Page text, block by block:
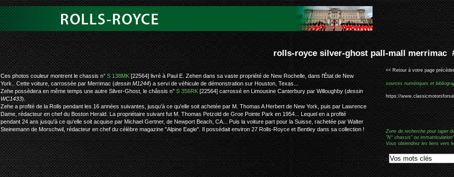
rolls-royce silver-ghost pall-mall merrimac #s138mk
Ces photos couleur montrent le chassis n°S 138MK [22564] livré à Paul E. Zehen dans sa vaste propriété de New Rochelle, dans l'État de New
York.. Cette voiture, carrossée par Merrimac (dessin M1244) a servi de véhicule de démonstration sur Houston, Texas...
Zehe possèdera en même temps une autre Silver-Ghost, le châssis n°S 356RK [22564] carrossé en Limousine Canterbury par Willoughby (dessin
WC1433).
Zehe a profité de la Rolls pendant les 16 années suivantes, jusqu'à ce qu'elle soit achetée par M. Thomas A Herbert de New York, puis par Lawrence
Dame, rédacteur en chef du Boston Herald. La propriétaire suivant fut M. Thomas Petzold de Groe Pointe Park en 1954... Lequel en a profité
pendant 24 ans jusqu'à ce qu'elle soit acquise par Michael Gertner, de Newport Beach, CA... Puis la voiture part pour la Suisse, rachetée par Walter
Steinemann de Morschwil, rédacteur en chef du célèbre magazine "Alpine Eagle". Il possédait environ 27 Rolls-Royce et Bentley dans sa collection !
<< Retour à votre page
sources numériques et
https://
Zone de recherche pour taper
"N° chassis" ou
Vous obtiendrez les liens vers
: